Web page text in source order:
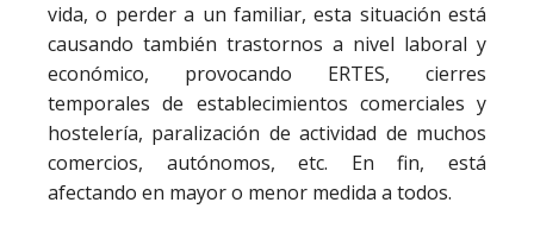
vida, o perder a un familiar, esta situación está
causando también trastornos a nivel laboral y
económico, provocando ERTES, cierres
temporales de establecimientos comerciales y
hostelería, paralización de actividad de muchos
comercios, autónomos, etc. En fin, está
afectando en mayor o menor medida a todos.